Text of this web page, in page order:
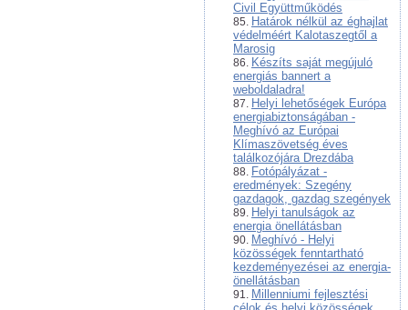
Civil Együttműködés
Határok nélkül az éghajlat
védelméért Kalotaszegtől a
Marosig
Készíts saját megújuló
energiás bannert a
weboldaladra!
Helyi lehetőségek Európa
energiabiztonságában -
Meghívó az Európai
Klímaszövetség éves
találkozójára Drezdába
Fotópályázat -
eredmények: Szegény
gazdagok, gazdag szegények
Helyi tanulságok az
energia önellátásban
Meghívó - Helyi
közösségek fenntartható
kezdeményezései az energia-
önellátásban
Millenniumi fejlesztési